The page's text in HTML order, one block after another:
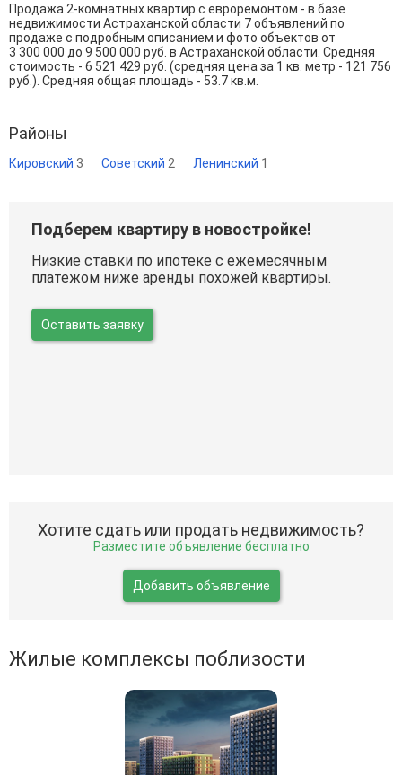
Продажа 2-комнатных квартир с евроремонтом - в базе
недвижимости Астраханской области 7 объявлений по
продаже с подробным описанием и фото объектов от
3 300 000 до 9 500 000 руб. в Астраханской области. Средняя
стоимость - 6 521 429 руб. (средняя цена за 1 кв. метр - 121 756
руб.). Средняя общая площадь - 53.7 кв.м.
Районы
Кировский 3 Советский 2 Ленинский 1
Подберем квартиру в новостройке!
Низкие ставки по ипотеке с ежемесячным
платежом ниже аренды похожей квартиры.
Оставить заявку
Хотите сдать или продать недвижимость?
Разместите объявление бесплатно
Добавить объявление
Жилые комплексы поблизости